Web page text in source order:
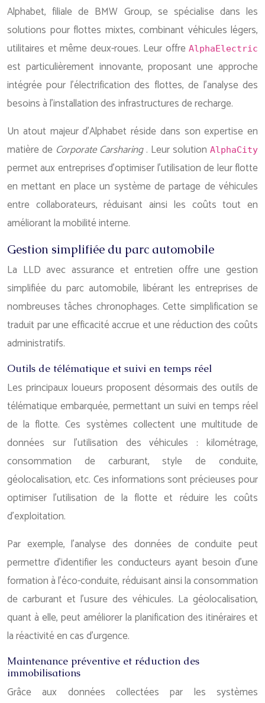
Alphabet, filiale de BMW Group, se spécialise dans les
solutions pour flottes mixtes, combinant véhicules légers,
utilitaires et même deux-roues. Leur offre AlphaElectric
est particulièrement innovante, proposant une approche
intégrée pour l’électrification des flottes, de l’analyse des
besoins à l’installation des infrastructures de recharge.
Un atout majeur d’Alphabet réside dans son expertise en
matière de Corporate Carsharing. Leur solution AlphaCity
permet aux entreprises d’optimiser l’utilisation de leur flotte
en mettant en place un système de partage de véhicules
entre collaborateurs, réduisant ainsi les coûts tout en
améliorant la mobilité interne.
Gestion simplifiée du parc automobile
La LLD avec assurance et entretien offre une gestion
simplifiée du parc automobile, libérant les entreprises de
nombreuses tâches chronophages. Cette simplification se
traduit par une efficacité accrue et une réduction des coûts
administratifs.
Outils de télématique et suivi en temps réel
Les principaux loueurs proposent désormais des outils de
télématique embarquée, permettant un suivi en temps réel
de la flotte. Ces systèmes collectent une multitude de
données sur l’utilisation des véhicules : kilométrage,
consommation de carburant, style de conduite,
géolocalisation, etc. Ces informations sont précieuses pour
optimiser l’utilisation de la flotte et réduire les coûts
d’exploitation.
Par exemple, l’analyse des données de conduite peut
permettre d’identifier les conducteurs ayant besoin d’une
formation à l’éco-conduite, réduisant ainsi la consommation
de carburant et l’usure des véhicules. La géolocalisation,
quant à elle, peut améliorer la planification des itinéraires et
la réactivité en cas d’urgence.
Maintenance préventive et réduction des
immobilisations
Grâce aux données collectées par les systèmes